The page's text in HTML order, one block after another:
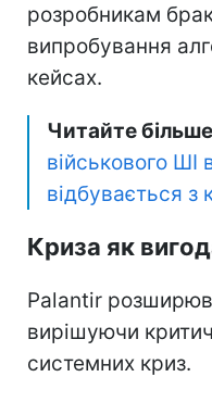
розробникам
випробування
кейсах.
Читайте більше
військового ШІ
відбувається з
Криза як
Palantir
вирішуючи
системних криз.